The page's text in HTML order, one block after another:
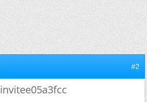
#2
invitee05a3fcc